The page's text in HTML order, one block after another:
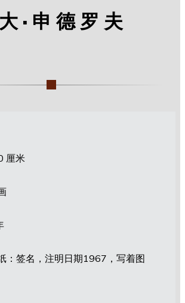
·申德罗夫
厘米
：签名，注明日期1967，写着图